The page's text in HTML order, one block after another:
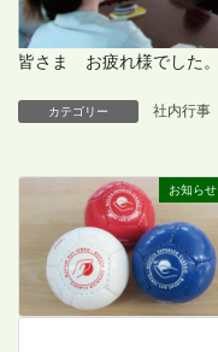
皆さま お疲れ様でした。
カテゴリー 社内行事
お知らせ